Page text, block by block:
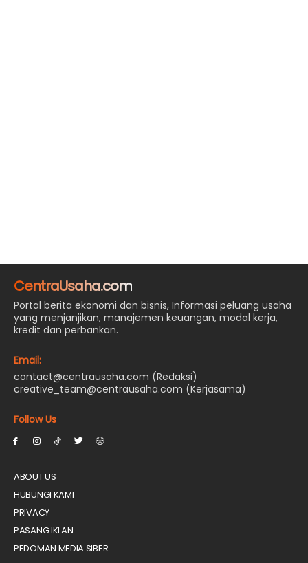
CentraUsaha.com
Portal berita ekonomi dan bisnis, Informasi peluang usaha
yang menjanjikan, manajemen keuangan, modal kerja,
kredit dan perbankan.
Email:
contact@centrausaha.com (Redaksi)
creative_team@centrausaha.com (Kerjasama)
Follow Us
ABOUT US
HUBUNGI KAMI
PRIVACY
PASANG IKLAN
PEDOMAN MEDIA SIBER